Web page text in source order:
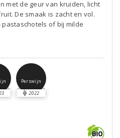
met de geur van kruiden, licht
De smaak is zacht en vol.
of bij milde
Perswijn
2022